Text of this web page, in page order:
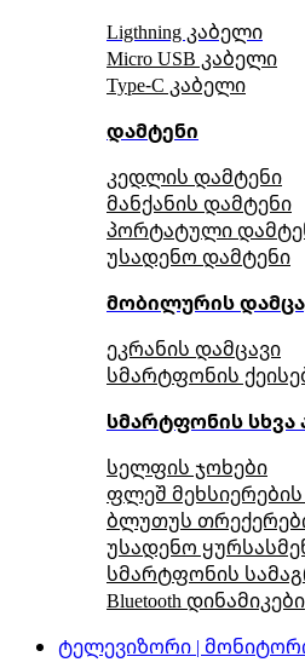
Ligthning კაბელი
Micro USB კაბელი
Type-C კაბელი
დამტენი
კედლის დამტენი
მანქანის დამტენი
პორტატული
უსადენო დამტენი
მობილურის
ეკრანის დამცავი
სმარტფონის
სმარტფონის სხვა
სელფის ჯოხები
ფლეშ
ბლუთუს
უსადენო
სმარტფონის
Bluetooth დინამიკები
ტელევიზორი |